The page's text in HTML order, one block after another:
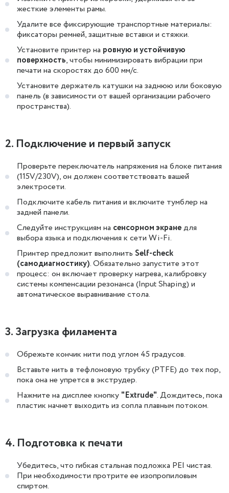
жесткие элементы рамы.
Удалите все фиксирующие транспортные материалы:
фиксаторы ремней, защитные вставки и стяжки.
Установите принтер на ровную и устойчивую
поверхность, чтобы минимизировать вибрации при
печати на скоростях до 600 мм/с.
Установите держатель катушки на заднюю или боковую
панель (в зависимости от вашей организации рабочего
пространства).
2. Подключение и первый запуск
Проверьте переключатель напряжения на блоке питания
(115V/230V), он должен соответствовать вашей
электросети.
Подключите кабель питания и включите тумблер на
задней панели.
Следуйте инструкциям на сенсорном экранедля
выбора языка и подключения к сети Wi-Fi.
Принтер предложит выполнить Self-check
(самодиагностику). Обязательно запустите этот
процесс: он включает проверку нагрева, калибровку
системы компенсации резонанса (Input Shaping) и
автоматическое выравнивание стола.
3. Загрузка филамента
Обрежьте кончик нити под углом 45 градусов.
Вставьте нить в тефлоновую трубку (PTFE) до тех пор,
пока она не упрется в экструдер.
Нажмите на дисплее кнопку "Extrude". Дождитесь, пока
пластик начнет выходить из сопла плавным потоком.
4. Подготовка к печати
Убедитесь, что гибкая стальная подложка PEI чистая.
При необходимости протрите ее изопропиловым
спиртом.